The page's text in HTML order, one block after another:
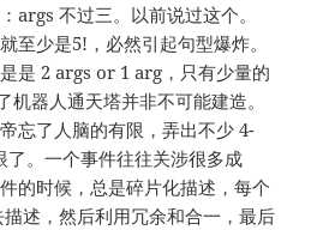
args 不过三。以前说过这个。
至少是5!，必然引起句型爆炸。
是 2 args or 1 arg，只有少量的
器人通天塔并非不可能建造。
忘了人脑的有限，弄出不少 4-
。一个事件往往关涉很多成
的时候，总是碎片化描述，每个
述，然后利用冗余和合一，最后